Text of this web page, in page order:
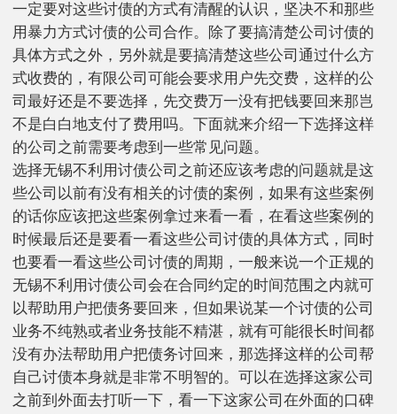
一定要对这些讨债的方式有清醒的认识，坚决不和那些
用暴力方式讨债的公司合作。除了要搞清楚公司讨债的
具体方式之外，另外就是要搞清楚这些公司通过什么方
式收费的，有限公司可能会要求用户先交费，这样的公
司最好还是不要选择，先交费万一没有把钱要回来那岂
不是白白地支付了费用吗。下面就来介绍一下选择这样
的公司之前需要考虑到一些常见问题。
选择无锡不利用讨债公司之前还应该考虑的问题就是这
些公司以前有没有相关的讨债的案例，如果有这些案例
的话你应该把这些案例拿过来看一看，在看这些案例的
时候最后还是要看一看这些公司讨债的具体方式，同时
也要看一看这些公司讨债的周期，一般来说一个正规的
无锡不利用讨债公司会在合同约定的时间范围之内就可
以帮助用户把债务要回来，但如果说某一个讨债的公司
业务不纯熟或者业务技能不精湛，就有可能很长时间都
没有办法帮助用户把债务讨回来，那选择这样的公司帮
自己讨债本身就是非常不明智的。可以在选择这家公司
之前到外面去打听一下，看一下这家公司在外面的口碑